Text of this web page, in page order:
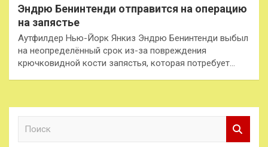
Эндрю Бенинтенди отправится на операцию
на запястье
Аутфилдер Нью-Йорк Янкиз Эндрю Бенинтенди выбыл
на неопределённый срок из-за повреждения
крючковидной кости запястья, которая потребует…